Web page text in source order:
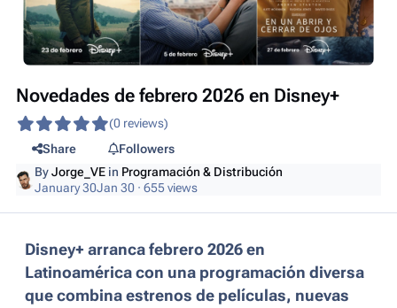
Novedades de febrero 2026 en Disney+
(0 reviews)
Share
Followers
ByJorge_VE in Programación & Distribución
January 30Jan 30 · 655 views
Disney+ arranca febrero 2026 en
Latinoamérica con una programación diversa
que combina estrenos de películas, nuevas